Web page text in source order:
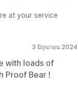
at your service
3 มิถุนายน 2024
with loads of
Proof Bear !